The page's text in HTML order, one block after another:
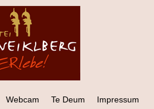
Webcam Te Deum Impressum